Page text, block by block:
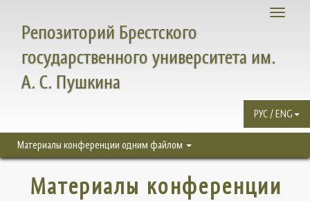
Toggle
Репозиторий Брестского
государственного университета им.
А. С. Пушкина
РУС / ENG
Материалы конференции одним файлом
Материалы конференции